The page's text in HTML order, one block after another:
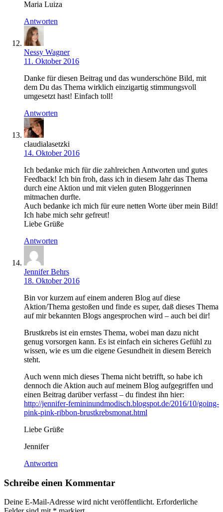
Maria Luiza
Antworten
Nessy Wagner
11. Oktober 2016
Danke für diesen Beitrag und das wunderschöne Bild, mit
dem Du das Thema wirklich einzigartig stimmungsvoll
umgesetzt hast! Einfach toll!
Antworten
claudialasetzki
14. Oktober 2016
Ich bedanke mich für die zahlreichen Antworten und gutes
Feedback! Ich bin froh, dass ich in diesem Jahr das Thema
durch eine Aktion und mit vielen guten Bloggerinnen
mitmachen durfte.
Auch bedanke ich mich für eure netten Worte über mein Bild!
Ich habe mich sehr gefreut!
Liebe Grüße
Antworten
Jennifer Behrs
18. Oktober 2016
Bin vor kurzem auf einem anderen Blog auf diese
Aktion/Thema gestoßen und finde es super, daß dieses Thema
auf mir bekannten Blogs angesprochen wird – auch bei dir!
Brustkrebs ist ein ernstes Thema, wobei man dazu nicht
genug vorsorgen kann. Es ist einfach ein sicheres Gefühl zu
wissen, wie es um die eigene Gesundheit in diesem Bereich
steht.
Auch wenn mich dieses Thema nicht betrifft, so habe ich
dennoch die Aktion auch auf meinem Blog aufgegriffen und
einen Beitrag darüber verfasst – du findest ihn hier:
http://jennifer-femininundmodisch.blogspot.de/2016/10/going-
pink-pink-ribbon-brustkrebsmonat.html
Liebe Grüße
Jennifer
Antworten
Schreibe einen Kommentar
Deine E-Mail-Adresse wird nicht veröffentlicht. Erforderliche